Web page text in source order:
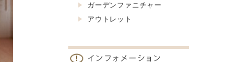
ガーデンファニチャー
アウトレット